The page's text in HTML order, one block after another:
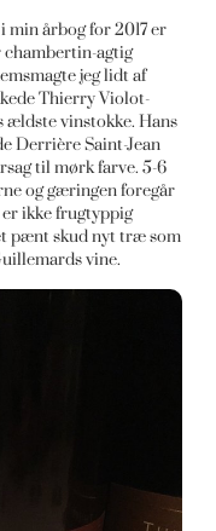
min årbog for 2017 er
agtig
jeg lidt af
Thierry Violot-
ældste vinstokke. Hans
Derrière Saint-Jean
til mørk farve. 5-6
og gæringen foregår
ikke frugtyppig
pænt skud nyt træ som
vine.